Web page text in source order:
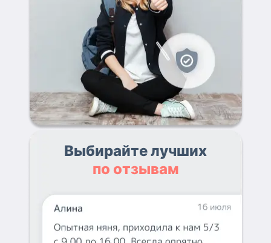
Выбирайте лучших
по отзывам